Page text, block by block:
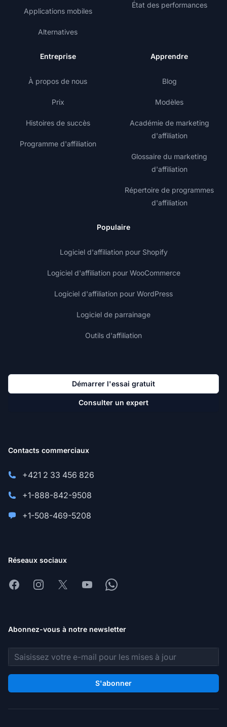
Applications mobiles
Alternatives
État des performances
Entreprise
À propos de nous
Prix
Histoires de succès
Programme d'affiliation
Apprendre
Blog
Modèles
Académie de marketing
d'affiliation
Glossaire du marketing
d'affiliation
Répertoire de programmes
d'affiliation
Populaire
Logiciel d'affiliation pour Shopify
Logiciel d'affiliation pour WooCommerce
Logiciel d'affiliation pour WordPress
Logiciel de parrainage
Outils d'affiliation
Démarrer l'essai gratuit
Consulter un expert
Contacts commerciaux
+421 2 33 456 826
+1-888-842-9508
+1-508-469-5208
Réseaux sociaux
FacebookInstagram
X YoutubeWhatsapp
Abonnez-vous à notre newsletter
Adresse e-mail
S'abonner